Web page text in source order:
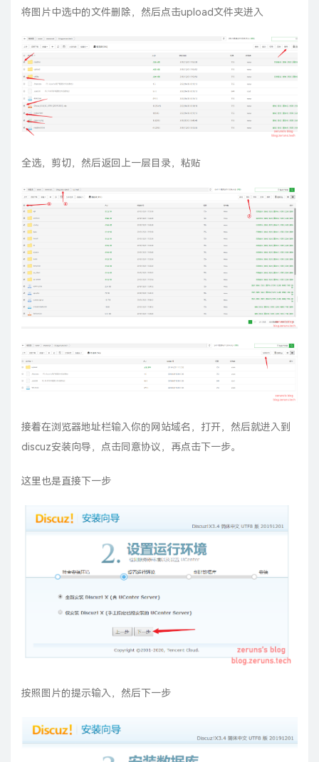
将图片中选中的文件删除，然后点击upload文件夹进入
全选，剪切，然后返回上一层目录，粘贴
接着在浏览器地址栏输入你的网站域名，打开，然后就进入到
discuz安装向导，点击同意协议，再点击下一步。
这里也是直接下一步
按照图片的提示输入，然后下一步